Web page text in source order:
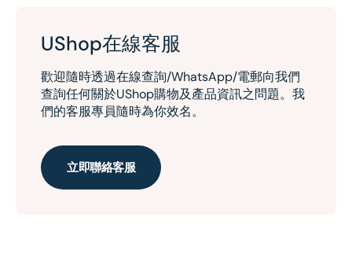
UShop在線客服
歡迎隨時透過在線查詢/WhatsApp/電郵向我們
查詢任何關於UShop購物及產品資訊之問題。我
們的客服專員隨時為你效名。
立即聯絡客服